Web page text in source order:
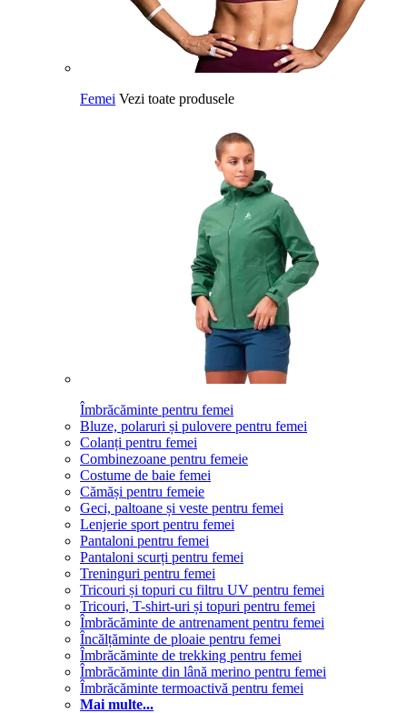
Femei Vezi toate produsele
Îmbrăcăminte pentru femei
Bluze, polaruri și pulovere pentru femei
Colanți pentru femei
Combinezoane pentru femeie
Costume de baie femei
Cămăși pentru femeie
Geci, paltoane și veste pentru femei
Lenjerie sport pentru femei
Pantaloni pentru femei
Pantaloni scurți pentru femei
Treninguri pentru femei
Tricouri și topuri cu filtru UV pentru femei
Tricouri, T-shirt-uri și topuri pentru femei
Îmbrăcăminte de antrenament pentru femei
Încălțăminte de ploaie pentru femei
Îmbrăcăminte de trekking pentru femei
Îmbrăcăminte din lână merino pentru femei
Îmbrăcăminte termoactivă pentru femei
Mai multe...